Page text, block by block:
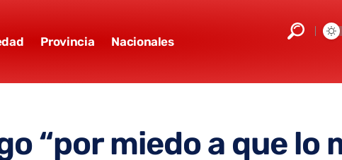
Provincia Nacionales
“por miedo a que lo